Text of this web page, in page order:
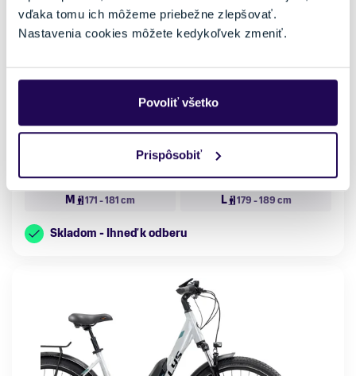
vďaka tomu ich môžeme priebežne zlepšovať.
Nastavenia cookies môžete kedykoľvek zmeniť.
Povoliť všetko
Prispôsobiť
Glossy/Magicblack Glossy 2025
-43 %
4399,00 €
2499,00 €
Horské elektrobicykle
Bosch
Kapacita batérie
Vlastnosti bicykla
Nosnosť
do 150 kg
Veľkosť
M
171 - 181 cm L 179 - 189 cm
Skladom - Ihneď k odberu